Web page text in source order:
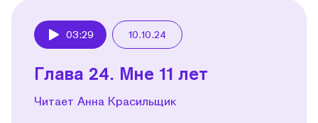
03:29 10.10.24
Глава 24. Мне 11 лет
Читает Анна Красильщик